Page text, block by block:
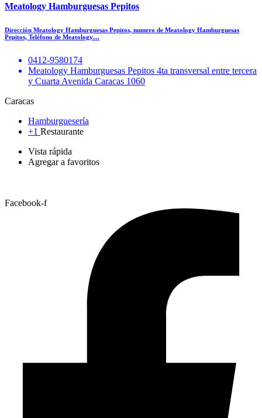
Meatology Hamburguesas Pepitos
Dirección Meatology Hamburguesas Pepitos, numero de Meatology Hamburguesas
Pepitos, Teléfono de Meatology…
0412-9580174
Meatology Hamburguesas Pepitos 4ta transversal entre tercera
y Cuarta Avenida Caracas 1060
Caracas
Hamburguesería
+1 Restaurante
Vista rápida
Agregar a favoritos
Facebook-f